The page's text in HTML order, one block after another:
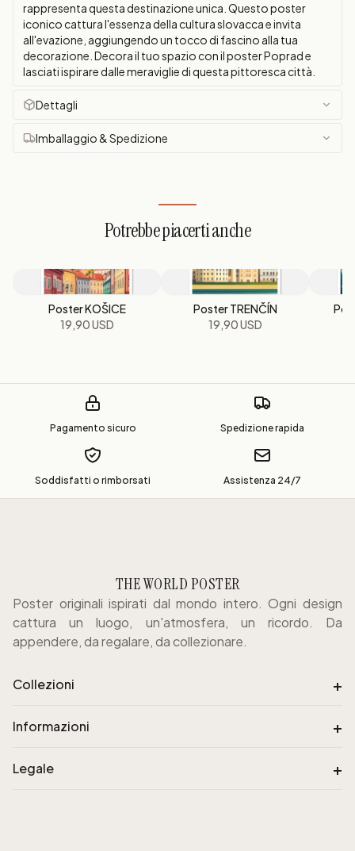
rappresenta questa destinazione unica. Questo poster
iconico cattura l'essenza della cultura slovacca e invita
all'evazione, aggiungendo un tocco di fascino alla tua
decorazione. Decora il tuo spazio con il poster Poprad e
lasciati ispirare dalle meraviglie di questa pittoresca città.
Dettagli
Imballaggio & Spedizione
Potrebbe piacerti anche
Poster KOŠICE
19,90 USD
Poster TRENČÍN
19,90 USD
Pagamento sicuro Spedizione rapida
Soddisfatti o rimborsati Assistenza 24/7
THE WORLD POSTER
Poster originali ispirati dal mondo intero. Ogni design
cattura un luogo, un'atmosfera, un ricordo. Da
appendere, da regalare, da collezionare.
Collezioni +
Informazioni +
Legale +